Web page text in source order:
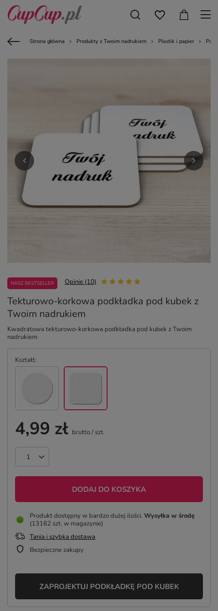
Strona główna Produkty z Twoim nadrukiem Plastik i papier
NASZ BESTSELLER Opinie (10)
Tekturowo-korkowa podkładka pod kubek z
Twoim nadrukiem
Kwadratowa tekturowo-korkowa podkładka pod kubek z Twoim
nadrukiem
Kształt
4,99 zł brutto/ szt.
DODAJ DO KOSZYKA
Produkt dostępny w bardzo dużej ilości Wysyłka w środę
(13162 szt. w magazynie)
Tania i szybka dostawa
Bezpieczne zakupy
ZAPROJEKTUJ PODKŁADKĘ POD KUBEK